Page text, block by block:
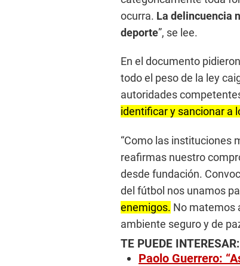
ocurra. La delincuencia
deporte”, se lee.
En el documento
todo el peso de la ley
autoridades
identificar y sancionar a
“Como las instituciones
reafirmas nuestro
desde fundación.
del fútbol nos unamos
enemigos. No matemos
ambiente seguro y de
TE PUEDE INTERESAR:
Paolo Guerrero: